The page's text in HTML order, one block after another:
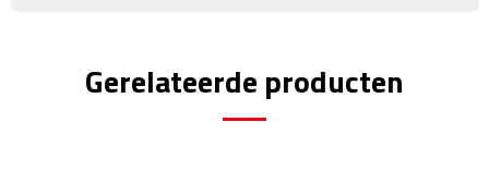
USB autoladers
Gerelateerde producten